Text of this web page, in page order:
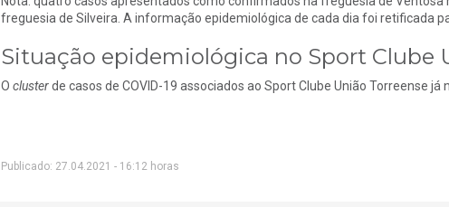
freguesia de Silveira. A informação epidemiológica de cada dia foi retificada
Situação epidemiológica no Sport Clube
O clusterde casos de COVID-19 associados ao Sport Clube União Torreense já
Publicado: 27.04.2021 - 16:12 horas